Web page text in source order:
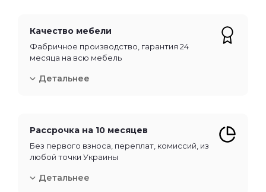
Качество мебели
Фабричное производство, гарантия 24
месяца на всю мебель
Детальнее
Рассрочка на 10 месяцев
Без первого взноса, переплат, комиссий, из
любой точки Украины
Детальнее